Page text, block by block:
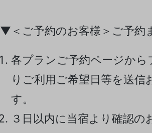
▼＜ご予約のお客様＞ご予約
各プランご予約ページから
りご利用ご希望日等を送信
す。
３日以内に当宿より確認の